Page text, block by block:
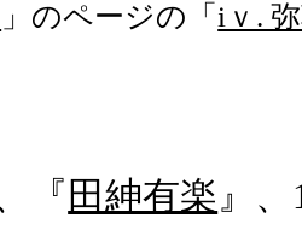
」のページの「 iｖ.
『 田紳有楽』、